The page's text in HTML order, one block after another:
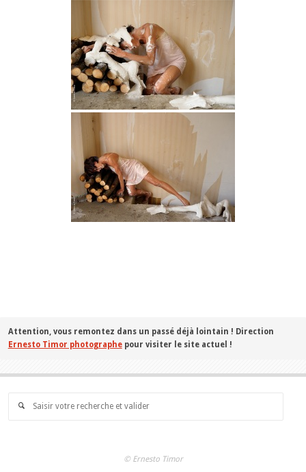
Attention, vous remontez dans un passé déjà lointain ! Direction
Ernesto Timor photographepour visiter le site actuel !
© Ernesto Timor